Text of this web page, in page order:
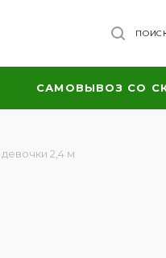
САМОВЫВОЗ СО
2,4 м